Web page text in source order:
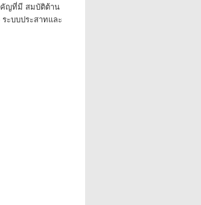
คัญที่มี สมบัติต้าน
ะบบประสาทและ